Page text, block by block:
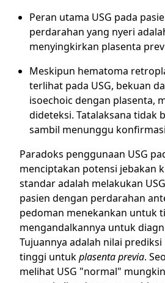
Peran utama USG pada
perdarahan yang nyeri
menyingkirkan plasenta
Meskipun hematoma
terlihat pada USG, bekuan
isoechoic dengan plasenta,
dideteksi. Tatalaksana tidak
sambil menunggu
Paradoks penggunaan USG
menciptakan potensi jebakan
standar adalah melakukan
pasien dengan perdarahan
pedoman menekankan untuk
mengandalkannya untuk
Tujuannya adalah nilai
tinggi untukplasenta previa.
melihat USG "normal"